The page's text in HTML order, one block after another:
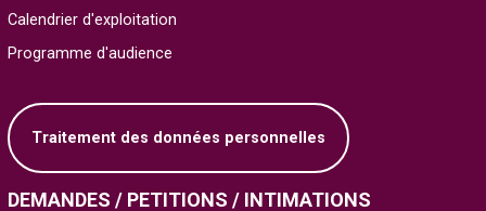
Calendrier d'exploitation
Programme d'audience
Traitement des données personnelles
DEMANDES / PETITIONS / INTIMATIONS